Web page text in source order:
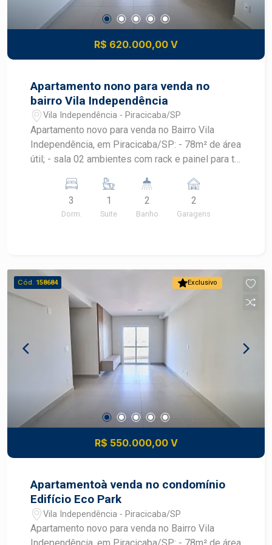
R$ 620.000,00 V
Apartamento nono para venda no
bairro Vila Independência
Vila Independência - Piracicaba/SP
Apartamento novo para venda no Bairro Vila
Independência, em Piracicaba/SP: - 78m² de área
útil; - sala 02 ambientes com rack e painel para tv;
armário planejado; - 03 dormitórios todos com
armário embutido, sendo 01 suíte; - 02 banheiros
com cuba: social e da suíte; - Varanda gourmet
Piscina na cobertura com vista incrível para a
cidade, perfeito para relaxar e socializar.
Localização: próximo a serviços, transporte
público, comércios e com fácil acesso a
principais vias da cidade.
3
Dorm.
1
Suite
2
Banho
2
Garagens
Exclusivo
Cód. 158684
R$ 550.000,00 V
Apartamentoà venda no condomínio
Edifício Eco Park
Vila Independência - Piracicaba/SP
Apartamento novo para venda no Bairro Vila